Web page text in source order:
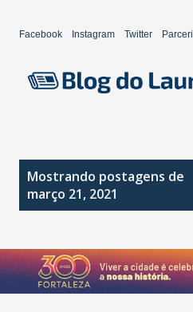
Facebook Instagram Twitter
a
g
e
Mostrando postagens de
março 21, 2021